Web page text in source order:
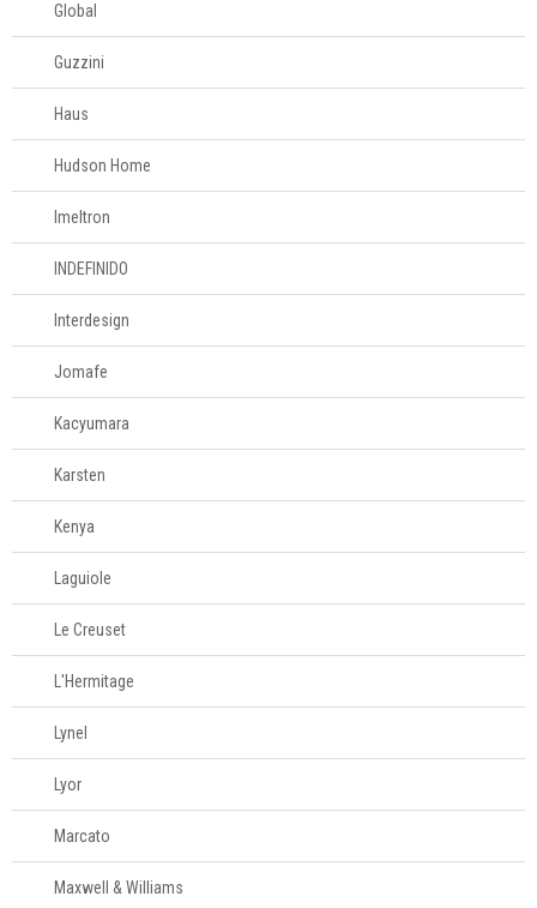
Global
Guzzini
Haus
Hudson Home
Imeltron
INDEFINIDO
Interdesign
Jomafe
Kacyumara
Karsten
Kenya
Laguiole
Le Creuset
L'Hermitage
Lynel
Lyor
Marcato
Maxwell & Williams